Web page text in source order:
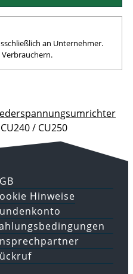
an Unternehmer.
/ CU250
Hinweise